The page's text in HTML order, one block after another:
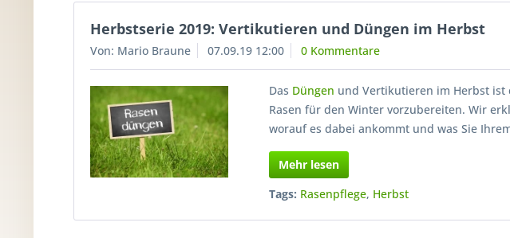
Herbstserie 2019: Vertikutieren und Düngen im Herbst
Von: Mario Braune 07.09.19 12:00 0 Kommentare
Das Düngen und Vertikutieren im Herbst ist
Rasen für den Winter vorzubereiten. Wir
worauf es dabei ankommt und was Sie
Mehr lesen
Tags: Rasenpflege, Herbst